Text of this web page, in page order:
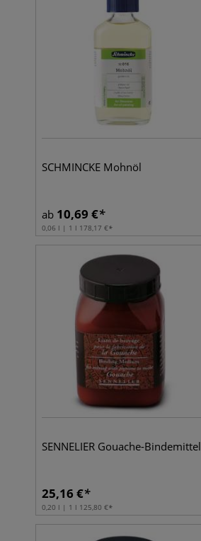
SCHMINCKE Mohnöl
ab 10,69 €
0,06 l | 1 l 178,17 €
SENNELIER Gouache-Bindemittel
25,16 €
0,20 l | 1 l 125,80 €